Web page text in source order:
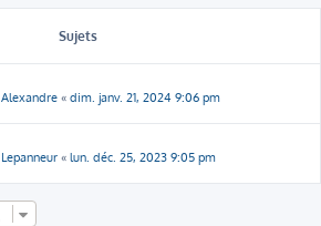
Sujets
Alexandre « dim. janv. 21, 2024 9:06 pm
Lepanneur « lun. déc. 25, 2023 9:05 pm